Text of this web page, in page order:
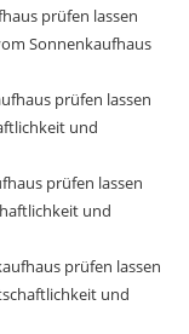
prüfen lassen
Sonnenkaufhaus
prüfen lassen
und
prüfen lassen
und
prüfen lassen
und